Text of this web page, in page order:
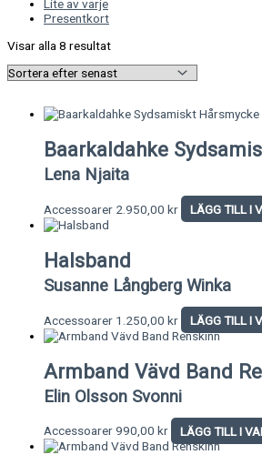
Lite av varje
Presentkort
Visar alla 8 resultat
Baarkaldahke
Lena Njaita
Accessoarer 2.950,00 kr LÄGG TILL I
Halsband
Susanne Långberg Winka
Accessoarer 1.250,00 kr LÄGG TILL I
Armband Vävd Band
Elin Olsson Svonni
Accessoarer990,00 kr LÄGG TILL I